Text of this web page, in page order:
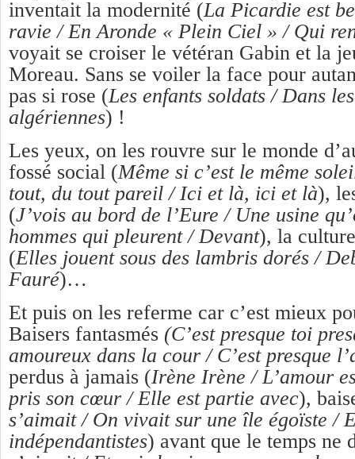
inventait la modernité (La Picardie est
ravie / En Aronde « Plein Ciel » / Qui
voyait se croiser le vétéran Gabin et la
Moreau. Sans se voiler la face pour
pas si rose (Les enfants soldats / Dans
algériennes) !
Les yeux, on les rouvre sur le monde
fossé social (Même si c’est le même
tout, du tout pareil / Ici et là, ici et là),
(J’vois au bord de l’Eure / Une usine
hommes qui pleurent / Devant), la
(Elles jouent sous des lambris dorés /
Fauré)…
Et puis on les referme car c’est mieux
Baisers fantasmés (C’est presque toi
amoureux dans la cour / C’est presque
perdus à jamais (Irène Irène / L’amour
pris son cœur / Elle est partie avec),
s’aimait / On vivait sur une île égoïste /
indépendantistes) avant que le temps ne